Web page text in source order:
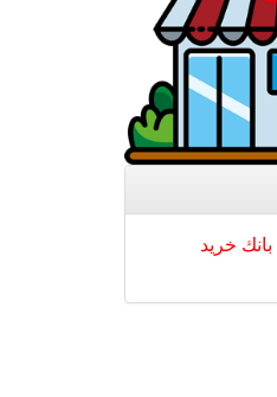
بانك خرید